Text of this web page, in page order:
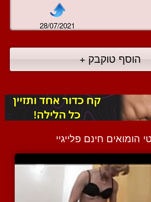
28/07/2021
הוסף טוקבק +
הומואים חינם פלייגיי